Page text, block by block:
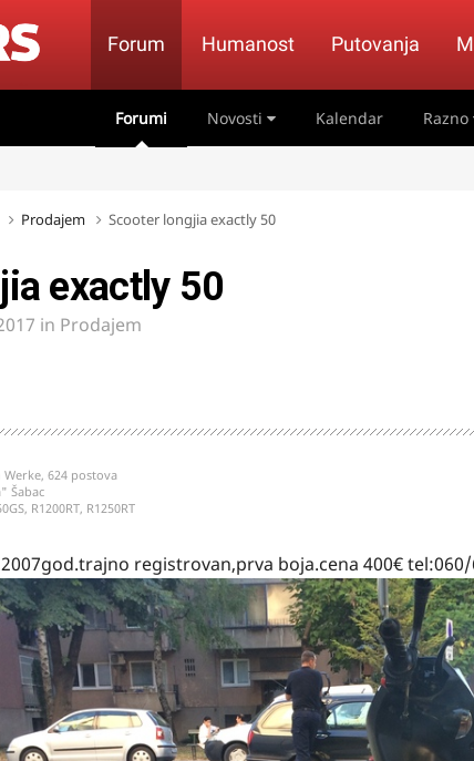
Forum Humanost Putovanja
Forumi Novosti Kalendar Razno
Prodajem Scooter longjia exactly 50
exactly 50
in Prodajem
624 postova
Šabac
R1200RT, R1250RT
registrovan,prva boja.cena 400€ tel:060/